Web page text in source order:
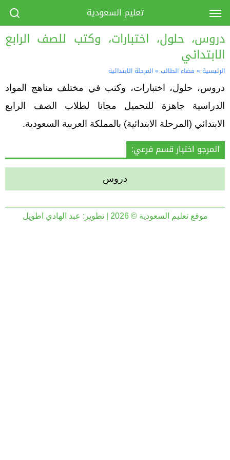
دروس، حلول، اختبارات، وكتب للصف الرابع
الابتدائي
الرئيسية » فضاء الطالب »المرحلة الابتدائية
دروس، حلول، اختبارات، وكتب في مختلف مناهج المواد
الدراسية جاهزة للتحميل مجانا لطلاب الصف الرابع
الابتدائي (المرحلة الابتدائية) بالمملكة العربية السعودية.
المرجو اختيار قسم فرعي:
دروس
موقع تعليم السعودية © 2026 | تطوير: عبد الهادي اطويل
تعليم السعودية